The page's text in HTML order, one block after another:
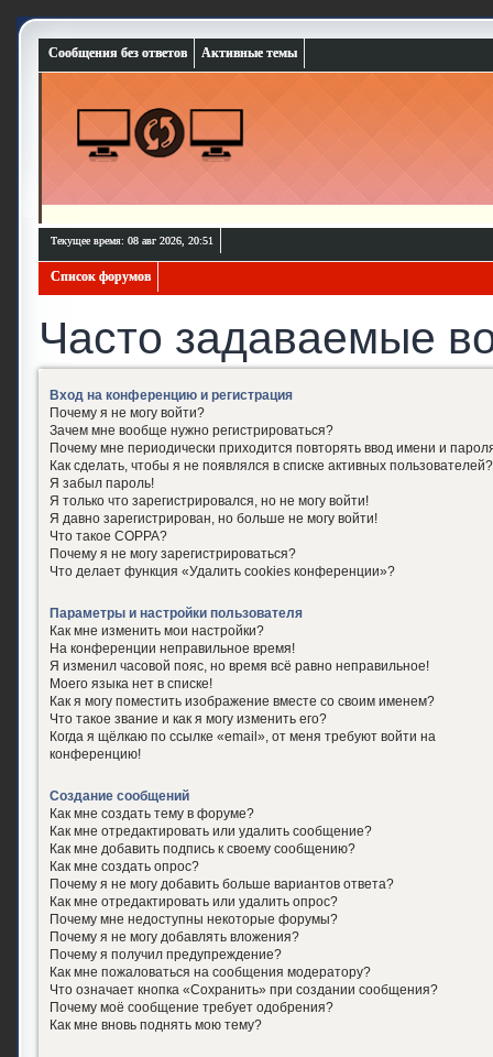
Сообщения без ответов Активные темы
Текущее время: 08 авг 2026, 20:51
Список форумов
Часто задаваемые
Вход на конференцию и регистрация
Почему я не могу войти?
Зачем мне вообще нужно регистрироваться?
Почему мне периодически приходится повторять ввод имени и
Как сделать, чтобы я не появлялся в списке активных пользователей?
Я забыл пароль!
Я только что зарегистрировался, но не могу войти!
Я давно зарегистрирован, но больше не могу войти!
Что такое COPPA?
Почему я не могу зарегистрироваться?
Что делает функция «Удалить cookies конференции»?
Параметры и настройки пользователя
Как мне изменить мои настройки?
На конференции неправильное время!
Я изменил часовой пояс, но время всё равно неправильное!
Моего языка нет в списке!
Как я могу поместить изображение вместе со своим именем?
Что такое звание и как я могу изменить его?
Когда я щёлкаю по ссылке «email», от меня требуют войти на
конференцию!
Создание сообщений
Как мне создать тему в форуме?
Как мне отредактировать или удалить сообщение?
Как мне добавить подпись к своему сообщению?
Как мне создать опрос?
Почему я не могу добавить больше вариантов ответа?
Как мне отредактировать или удалить опрос?
Почему мне недоступны некоторые форумы?
Почему я не могу добавлять вложения?
Почему я получил предупреждение?
Как мне пожаловаться на сообщения модератору?
Что означает кнопка «Сохранить» при создании сообщения?
Почему моё сообщение требует одобрения?
Как мне вновь поднять мою тему?